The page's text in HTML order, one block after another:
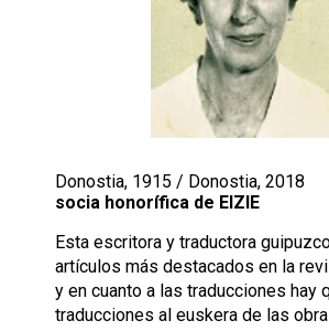
Donostia, 1915 / Donostia, 2018
socia honorífica de EIZIE
Esta escritora y traductora
artículos más destacados en la
y en cuanto a las traducciones hay
traducciones al euskera de las